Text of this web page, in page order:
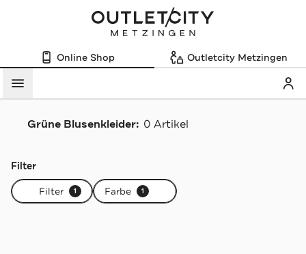
Online Shop Outletcity Metzingen
Menü
Grüne Blusenkleider: 0 Artikel
Filter
Filter 1 Farbe 1